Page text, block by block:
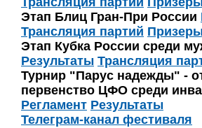
Этап Блиц Гран-При России
Трансляция партий
Этап Кубка России среди
Результаты Трансляция
Турнир "Парус надежды" -
первенство ЦФО среди
Регламент Результаты
Телеграм-канал фестиваля